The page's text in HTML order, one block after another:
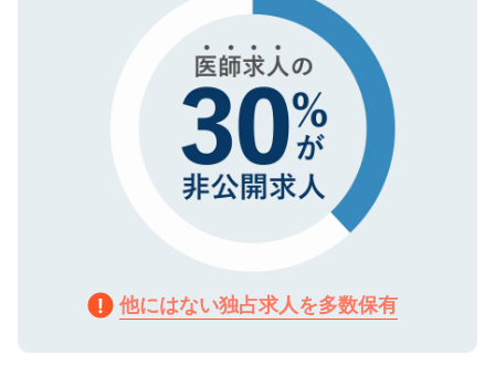
他にはない独占求人を多数保有